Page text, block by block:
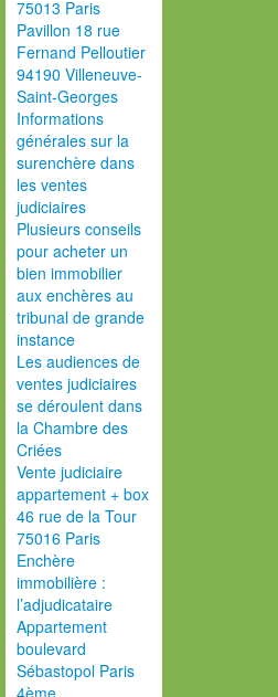
75013 Paris
Pavillon 18 rue
Fernand Pelloutier
94190 Villeneuve-
Saint-Georges
Informations
générales sur la
surenchère dans
les ventes
judiciaires
Plusieurs conseils
pour acheter un
bien immobilier
aux enchères au
tribunal de grande
instance
Les audiences de
ventes judiciaires
se déroulent dans
la Chambre des
Criées
Vente judiciaire
appartement + box
46 rue de la Tour
75016 Paris
Enchère
immobilière :
l’adjudicataire
Appartement
boulevard
Sébastopol Paris
4ème